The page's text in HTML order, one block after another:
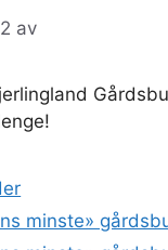
av
minste»